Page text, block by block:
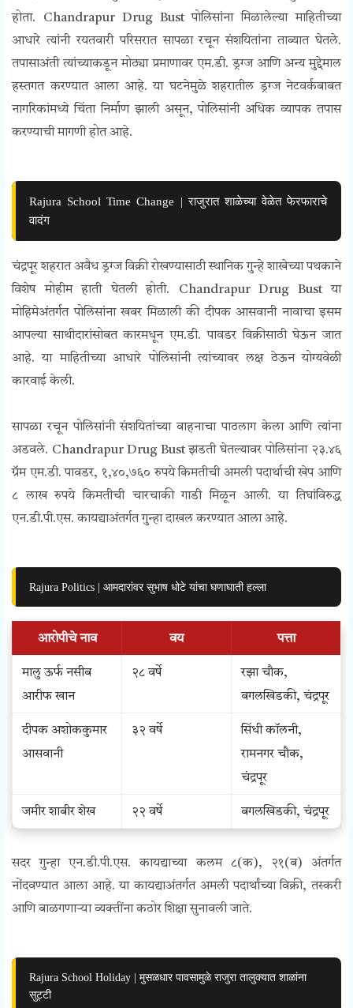
होता. Chandrapur Drug Bustपोलिसांना मिळालेल्या माहितीच्या
आधारे त्यांनी रयतवारी परिसरात सापळा रचून संशयितांना ताब्यात घेतले.
तपासाअंती त्यांच्याकडून मोठ्या प्रमाणावर एम.डी. ड्रग्ज आणि अन्य मुद्देमाल
हस्तगत करण्यात आला आहे. या घटनेमुळे शहरातील ड्रग्ज नेटवर्कबाबत
नागरिकांमध्ये चिंता निर्माण झाली असून, पोलिसांनी अधिक व्यापक तपास
करण्याची मागणी होत आहे.
Rajura School Time Change | राजुरात शाळेच्या वेळेत फेरफाराचे
वादंग
चंद्रपूर शहरात अवैध ड्रग्ज विक्री रोखण्यासाठी स्थानिक गुन्हे शाखेच्या पथकाने
विशेष मोहीम हाती घेतली होती. Chandrapur Drug Bustया
मोहिमेअंतर्गत पोलिसांना खबर मिळाली की दीपक आसवानी नावाचा इसम
आपल्या साथीदारांसोबत कारमधून एम.डी. पावडर विक्रीसाठी घेऊन जात
आहे. या माहितीच्या आधारे पोलिसांनी त्यांच्यावर लक्ष ठेऊन योग्यवेळी
कारवाई केली.
सापळा रचून पोलिसांनी संशयितांच्या वाहनाचा पाठलाग केला आणि त्यांना
अडवले. Chandrapur Drug Bustझडती घेतल्यावर पोलिसांना २३.४६
ग्रॅम एम.डी. पावडर, १,४०,७६० रुपये किमतीची अमली पदार्थाची खेप आणि
८ लाख रुपये किमतीची चारचाकी गाडी मिळून आली. या तिघांविरुद्ध
एन.डी.पी.एस. कायद्याअंतर्गत गुन्हा दाखल करण्यात आला आहे.
Rajura Politics | आमदारांवर सुभाष धोटे यांचा घणाघाती हल्ला
आरोपीचे नाव वय पत्ता
मालु ऊर्फ नसीब
आरीफ खान
२८ वर्षे
रझा चौक,
बगलखिडकी, चंद्रपूर
दीपक अशोककुमार
आसवानी
३२ वर्षे
सिंधी कॉलनी,
रामनगर चौक,
चंद्रपूर
जमीर शाबीर शेख २२ वर्षे बगलखिडकी, चंद्रपूर
सदर गुन्हा एन.डी.पी.एस. कायद्याच्या कलम ८(क), २१(ब) अंतर्गत
नोंदवण्यात आला आहे. या कायद्याअंतर्गत अमली पदार्थांच्या विक्री, तस्करी
आणि बाळगणाऱ्या व्यक्तींना कठोर शिक्षा सुनावली जाते.
Rajura School Holiday | मुसळधार पावसामुळे राजुरा तालुक्यात शाळांना
सुट्टी